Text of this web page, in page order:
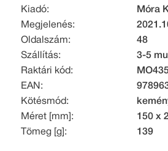
Kiadó:
Móra
Megjelenés:
Oldalszám:
48
Szállítás:
3-5
Raktári kód:
EAN:
Kötésmód:
Méret [mm]:
150 x
Tömeg [g]:
139